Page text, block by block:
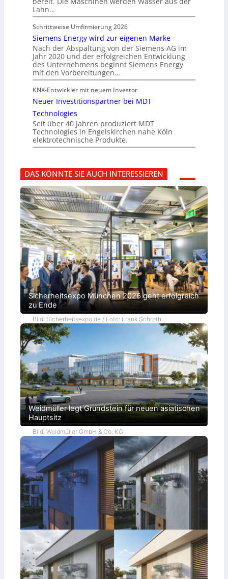
Lahn…
Schrittweise Umfirmierung 2026
Siemens Energy wird zur eigenen Marke
Nach der Abspaltung von der Siemens AG im
Jahr 2020 und der erfolgreichen Entwicklung
des Unternehmens beginnt Siemens Energy
mit den Vorbereitungen…
KNX-Entwickler mit neuem Investor
Neuer Investitionspartner bei MDT
Technologies
Seit über 40 Jahren produziert MDT
Technologies in Engelskirchen nahe Köln
elektrotechnische Produkte.
DAS KÖNNTE SIE AUCH INTERESSIEREN
Sicherheitsexpo München 2026 geht erfolgreich
zu Ende
Bild: Sicherheitsexpo.de / Foto: Frank Schroth
Weidmüller legt Grundstein für neuen asiatischen
Hauptsitz
Bild: Weidmüller GmbH & Co. KG